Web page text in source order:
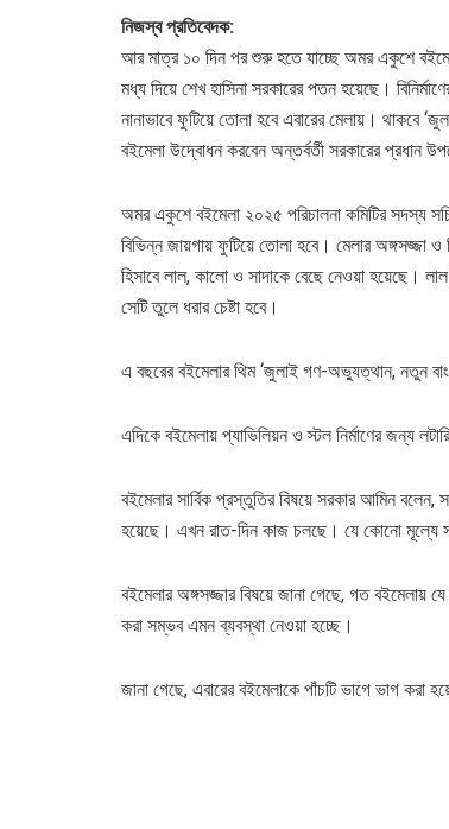
নিজস্ব প্রতিবেদক:
আর মাত্র ১০ দিন পর শুরু হতে যাচ্ছে অমর একুশে
মধ্য দিয়ে শেখ হাসিনা সরকারের পতন হয়েছে।
নানাভাবে ফুটিয়ে তোলা হবে এবারের মেলায়। থাকবে
বইমেলা উদ্বোধন করবেন অন্তর্বর্তী সরকারের প্রধান
অমর একুশে বইমেলা ২০২৫ পরিচালনা কমিটির সদস্য
বিভিন্ন জায়গায় ফুটিয়ে তোলা হবে। মেলার অঙ্গসজ্জা
হিসাবে লাল, কালো ও সাদাকে বেছে নেওয়া হয়েছে।
সেটি তুলে ধরার চেষ্টা হবে।
এ বছরের বইমেলার থিম ‘জুলাই গণ-অভ্যুত্থান, নতুন
এদিকে বইমেলায় প্যাভিলিয়ন ও স্টল নির্মাণের জন্য
বইমেলার সার্বিক প্রস্তুতির বিষয়ে সরকার আমিন
হয়েছে। এখন রাত-দিন কাজ চলছে। যে কোনো মূল্যে
বইমেলার অঙ্গসজ্জার বিষয়ে জানা গেছে, গত
করা সম্ভব এমন ব্যবস্থা নেওয়া হচ্ছে।
জানা গেছে, এবারের বইমেলাকে পাঁচটি ভাগে ভাগ করা